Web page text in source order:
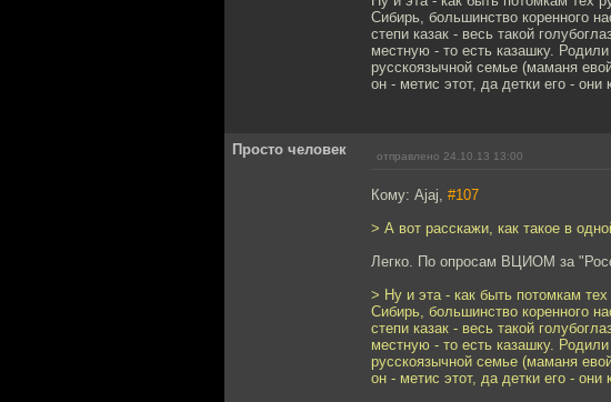
Сибирь, большинство коренного
степи казак - весь такой
местную - то есть казашку.
русскоязычной семье (маманя
он - метис этот, да детки его -
Просто человек отправлено 24.10.13 13:00
Кому: Ajaj, #107
> А вот расскажи, как такое в
Легко. По опросам ВЦИОМ за
> Ну и эта - как быть потомкам
Сибирь, большинство коренного
степи казак - весь такой
местную - то есть казашку.
русскоязычной семье (маманя
он - метис этот, да детки его -